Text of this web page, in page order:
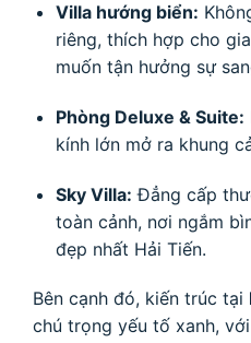
Villa hướng biển:
riêng, thích hợp cho
muốn tận hưởng sự
Phòng Deluxe & Suite:
kính lớn mở ra khung
Sky Villa: Đẳng cấp
toàn cảnh, nơi ngắm
đẹp nhất Hải Tiến.
Bên cạnh đó, kiến trúc tại
chú trọng yếu tố xanh,